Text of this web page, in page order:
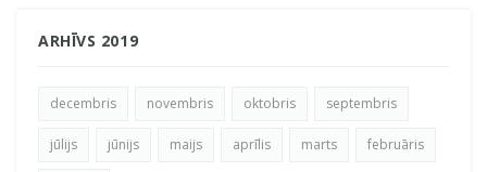
ARHĪVS 2019
decembris novembris oktobris septembris
jūlijs jūnijs maijs aprīlis marts februāris